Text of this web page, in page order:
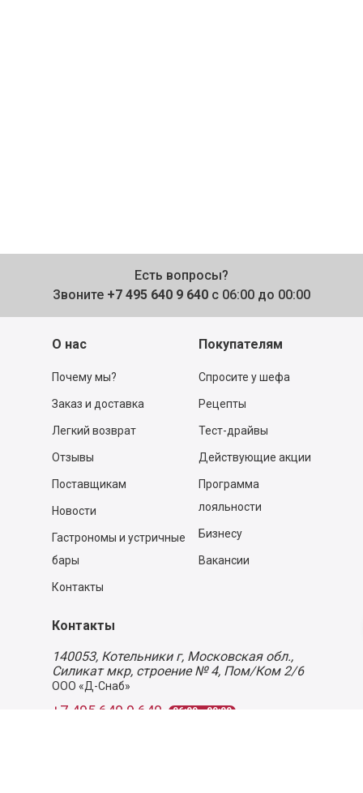
Есть вопросы?
Звоните +7 495 640 9 640 с 06:00 до 00:00
О нас
Почему мы?
Заказ и доставка
Легкий возврат
Отзывы
Поставщикам
Новости
Гастрономы и устричные
бары
Контакты
Покупателям
Спросите у шефа
Рецепты
Тест-драйвы
Действующие акции
Программа
лояльности
Бизнесу
Вакансии
Контакты
140053, Котельники г, Московская обл.,
Силикат мкр, строение № 4, Пом/Ком 2/6
ООО «Д-Снаб»
+7 495 640 9 640 06:00 - 00:00